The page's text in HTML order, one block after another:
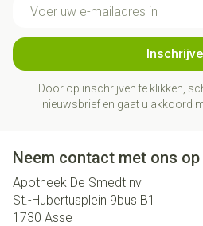
Door op inschrijven te klikken,
nieuwsbrief en gaat u akkoord
Neem contact met ons op
Apotheek De Smedt nv
St.-Hubertusplein 9bus B1
1730 Asse